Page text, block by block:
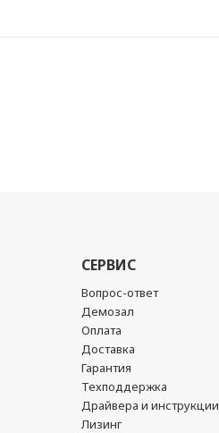
СЕРВИС
Вопрос-ответ
Демозал
Оплата
Доставка
Гарантия
Техподдержка
Драйвера и инструкции
Лизинг